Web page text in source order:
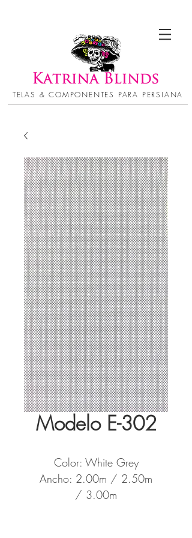
TELAS & COMPONENTES PARA PERSIANA
Modelo E-302
Color: White Grey
Ancho: 2.00m / 2.50m
/ 3.00m